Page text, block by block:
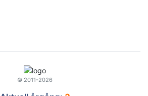
© 2011-2026